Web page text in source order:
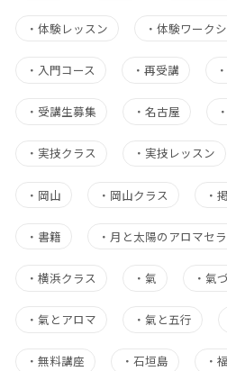
・ 体験レッスン ・体験ワーク
・ 入門コース ・再受講
・ 受講生募集 ・名古屋 ・
・ 実技クラス ・ 実技レッスン
・ 岡山 ・ 岡山クラス ・
・ 書籍 ・ 月と太陽のアロマセ
・ 横浜クラス ・氣 ・氣
・ 氣とアロマ ・氣と五行
・ 無料講座 ・石垣島 ・